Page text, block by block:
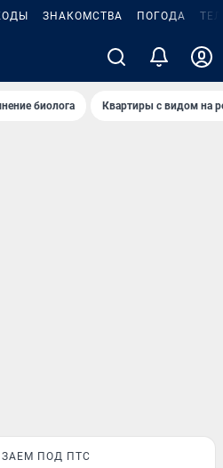
ЗНАКОМСТВА ПОГОДА
биолога Квартиры с видом на
ЗАЕМ ПОД ПТС